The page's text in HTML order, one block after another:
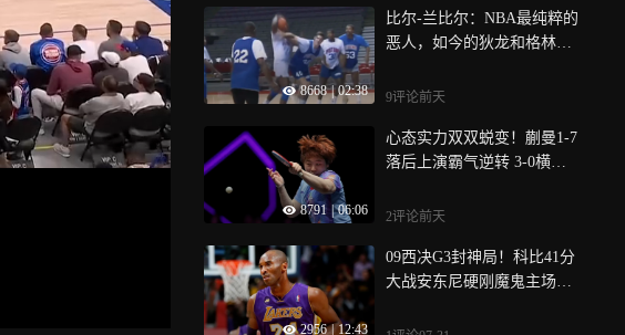
8668 | 02:38
比尔-兰比尔：NBA最纯粹的
恶人，如今的狄龙和格林在
宝宝
9评论前天
8791 | 06:06
心态实力双双蜕变！蒯曼1-7
落后上演霸气逆转 3-0横扫
2评论前天
2956 | 12:43
09西决G3封神局！科比41分
大战安东尼硬刚魔鬼主场丨